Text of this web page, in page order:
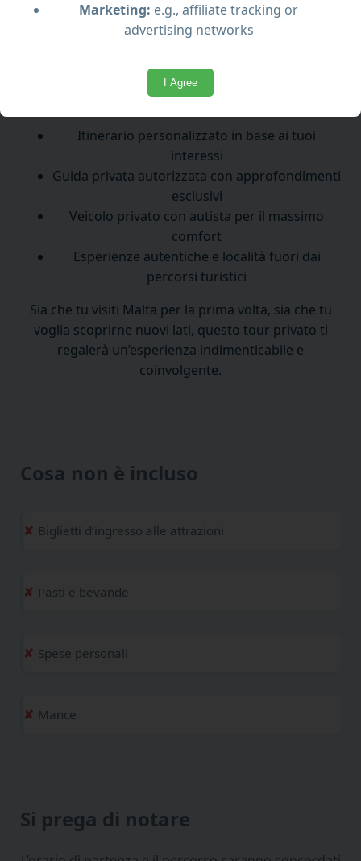
Marketing: e.g., affiliate tracking or
advertising networks
I Agree
che cercano un modo flessibile, istruttivo e
rilassante per esplorare Malta con l’attenzione
Punti salienti:
Itinerario personalizzato in base ai tuoi
interessi
Guida privata autorizzata con approfondimenti
esclusivi
Veicolo privato con autista per il massimo
comfort
Esperienze autentiche e località fuori dai
percorsi turistici
Sia che tu visiti Malta per la prima volta, sia che tu
voglia scoprirne nuovi lati, questo tour privato ti
regalerà un’esperienza indimenticabile e
coinvolgente.
Cosa non è incluso
Biglietti d’ingresso alle attrazioni
Pasti e bevande
Spese personali
Mance
Si prega di notare